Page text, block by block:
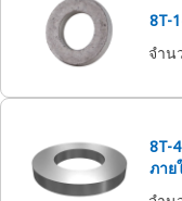
8T-
จำน
8T-
ภาย